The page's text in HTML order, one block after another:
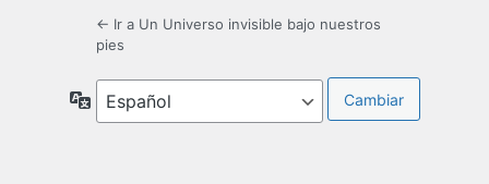
← Ir a Un Universo invisible bajo nuestros
pies
Idioma